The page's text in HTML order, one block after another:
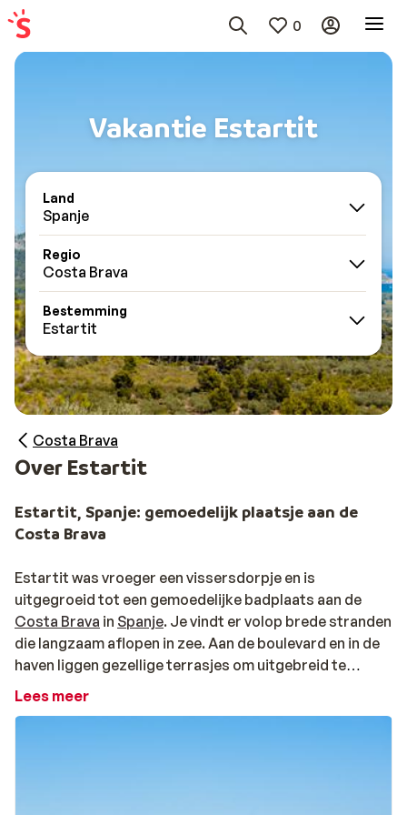
0
Vakantie Estartit
Land
Spanje
Regio
Costa Brava
Bestemming
Estartit
Costa Brava
Over Estartit
Estartit, Spanje: gemoedelijk plaatsje aan de
Costa Brava
Estartit was vroeger een vissersdorpje en is
uitgegroeid tot een gemoedelijke badplaats aan de
Costa Brava in Spanje. Je vindt er volop brede stranden
die langzaam aflopen in zee. Aan de boulevard en in de
haven liggen gezellige terrasjes om uitgebreid te
lunchen of te dineren. Bestel een vermút, sangria of
Lees meer